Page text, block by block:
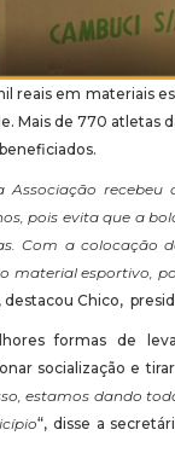
reais em materiais
Mais de 770 atletas
recebeu
pois evita que a
Com a colocação
material esportivo,
destacou Chico,
formas de
socialização e
estamos dando
“, disse a